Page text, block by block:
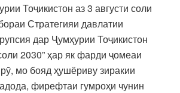
Тоҷикистон аз 3 августи соли
Стратегияи давлатии
дар Ҷумҳурии Тоҷикистон
2030” ҳар як фарди ҷомеаи
мо бояд ҳушёриву зиракии
фирефтаи гумроҳи чунин